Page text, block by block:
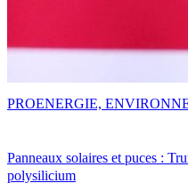
Panneaux solaires et puces :
polysilicium
PROENERGIE,